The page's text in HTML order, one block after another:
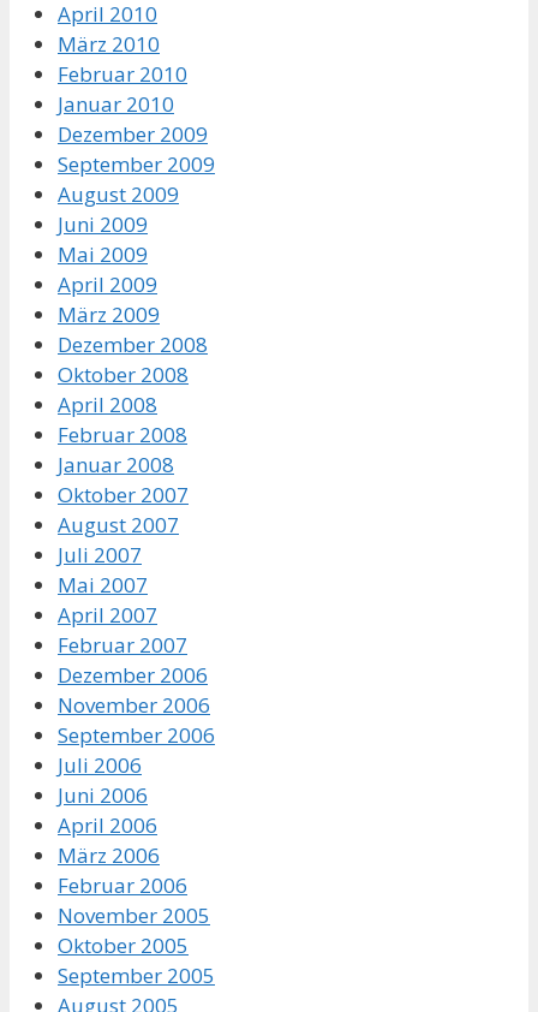
April 2010
März 2010
Februar 2010
Januar 2010
Dezember 2009
September 2009
August 2009
Juni 2009
Mai 2009
April 2009
März 2009
Dezember 2008
Oktober 2008
April 2008
Februar 2008
Januar 2008
Oktober 2007
August 2007
Juli 2007
Mai 2007
April 2007
Februar 2007
Dezember 2006
November 2006
September 2006
Juli 2006
Juni 2006
April 2006
März 2006
Februar 2006
November 2005
Oktober 2005
September 2005
August 2005